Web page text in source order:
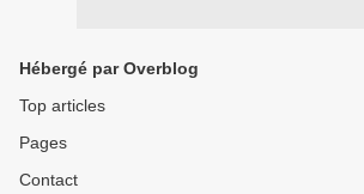
Hébergé par Overblog
Top articles
Pages
Contact